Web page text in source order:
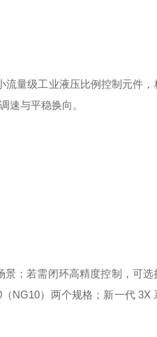
流量级工业液压比例控制元件，
速与平稳换向。
景；若需闭环高精度控制，可选
NG10）两个规格；新一代 3X